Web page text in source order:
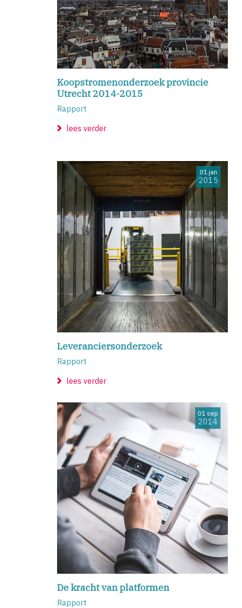
Koopstromenonderzoek provincie
Utrecht 2014-2015
Rapport
lees verder
Leveranciersonderzoek
Rapport
01 jan
2015
lees verder
De kracht van platformen
Rapport
01 sep
2014